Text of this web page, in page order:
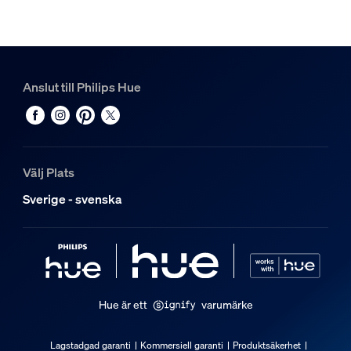
Hue White and color ambiance Perifo cylinderspotlight
Anslut till Philips Hue
Välj Plats
Sverige - svenska
Hue är ett varumärke
Lagstadgad garanti Kommersiell garanti Produktsäkerhet